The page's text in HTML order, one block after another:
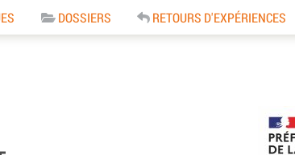
DOSSIERS RETOURS D'EXPÉRIENCES